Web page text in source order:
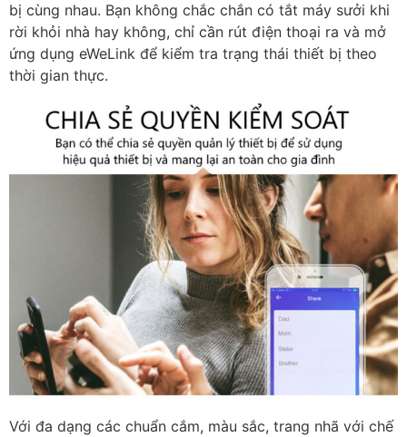
bị cùng nhau. Bạn không chắc chắn có tắt máy sưởi khi
rời khỏi nhà hay không, chỉ cần rút điện thoại ra và mở
ứng dụng eWeLink để kiểm tra trạng thái thiết bị theo
thời gian thực.
Với đa dạng các chuẩn cắm, màu sắc, trang nhã với chế